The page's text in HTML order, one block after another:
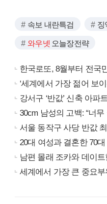
속보 내란특검 징
와우넷 오늘장전략
한국로또, 8월부터 전국
‘세계에서 가장 젊어 보
강서구 ‘반값’ 신축 아파
30cm 남성의 고백: “너
서울 동작구 사당 반값
20대 여성과 결혼한 70
남편 몰래 조카와 데이
세계에서 가장 큰 중요